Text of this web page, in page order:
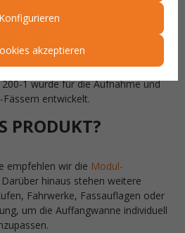
Zubehörmodul konzipiert und kann
Modul-Auffangwanne Typ
sich die Rollenauflage?
1 wurde für die Aufnahme und
entwickelt.
PRODUKT?
empfehlen wir die Modul-
Darüber hinaus stehen weitere
Fahrwerke, Fassauflagen oder
um die Auffangwanne individuell
Konfigurieren
akzeptieren